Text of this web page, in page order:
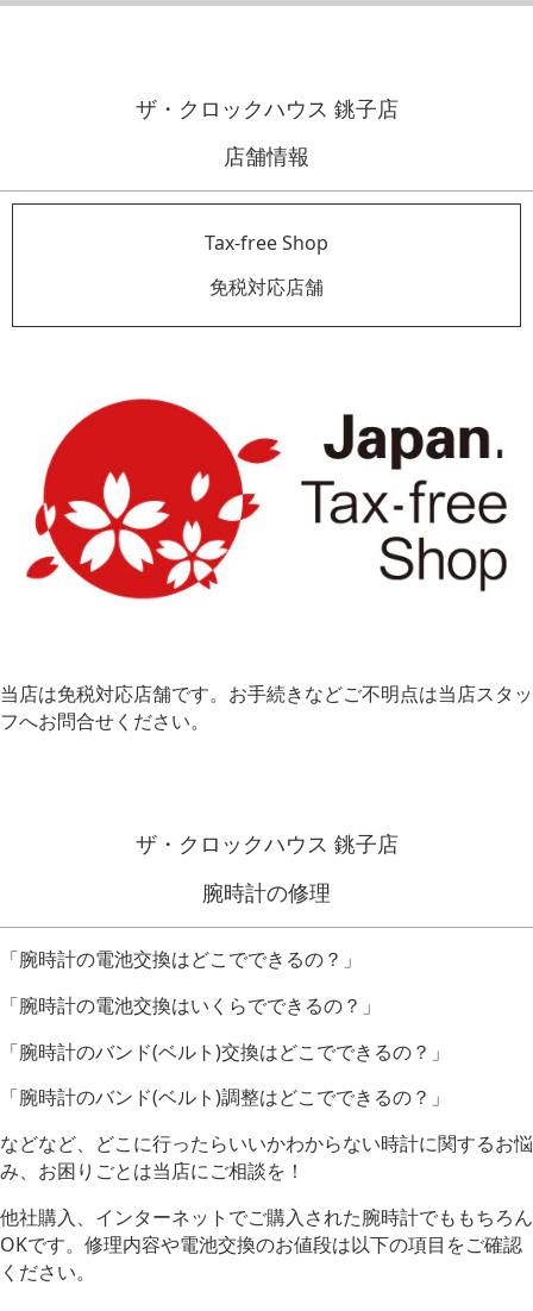
ザ・クロックハウス 銚子店
店舗情報
Tax-free Shop
免税対応店舗
当店は免税対応店舗です。お手続きなどご不明点は当店スタッ
フへお問合せください。
ザ・クロックハウス 銚子店
腕時計の修理
「腕時計の電池交換はどこでできるの？」
「腕時計の電池交換はいくらでできるの？」
「腕時計のバンド(ベルト)交換はどこでできるの？」
「腕時計のバンド(ベルト)調整はどこでできるの？」
などなど、どこに行ったらいいかわからない時計に関するお悩
み、お困りごとは当店にご相談を！
他社購入、インターネットでご購入された腕時計でももちろん
OKです。 修理内容や電池交換のお値段は以下の項目をご確認
ください。